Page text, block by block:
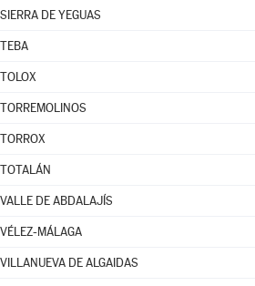
SIERRA DE YEGUAS
TEBA
TOLOX
TORREMOLINOS
TORROX
TOTALÁN
VALLE DE ABDALAJÍS
VÉLEZ-MÁLAGA
VILLANUEVA DE ALGAIDAS